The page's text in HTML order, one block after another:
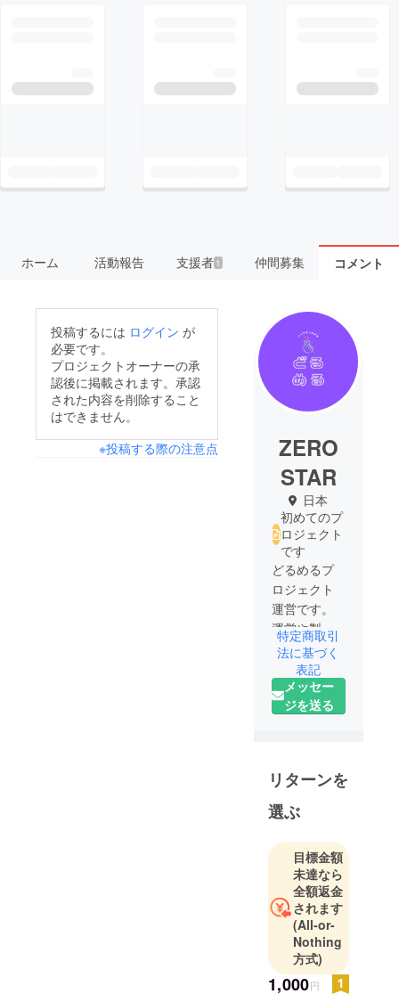
ホーム 活動報告 支援者 1 仲間募集 コメント
投稿するには ログイン が
必要です。
プロジェクトオーナーの承
認後に掲載されます。承認
された内容を削除すること
はできません。
※投稿する際の注意点
ZERO
STAR
日本
初めてのプ
ロジェクト
です
どるめるプ
ロジェクト
運営です。
運営や製作
メンバーも
募集中で
す。
ご連絡は
します。
特定商取引
法に基づく
表記
メッセー
ジを送る
リターンを
選ぶ
目標金額
未達なら
全額返金
されます
(All-or-
Nothing
方式)
1,000円